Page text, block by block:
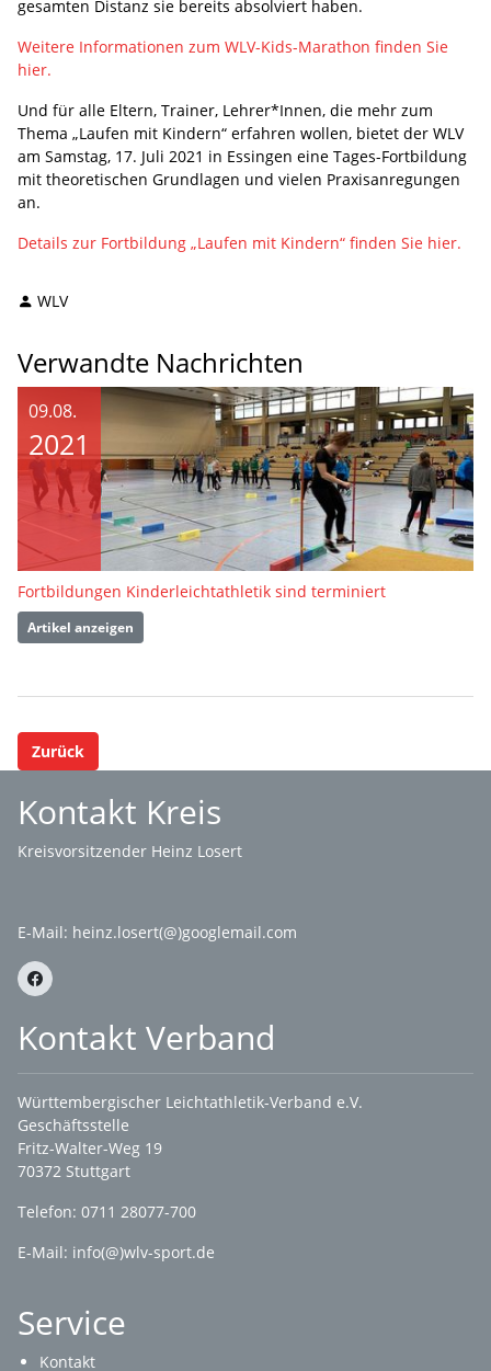
gesamten Distanz sie bereits absolviert haben.
Weitere Informationen zum WLV-Kids-Marathon finden Sie
hier.
Und für alle Eltern, Trainer, Lehrer*Innen, die mehr zum
Thema „Laufen mit Kindern“ erfahren wollen, bietet der WLV
am Samstag, 17. Juli 2021 in Essingen eine Tages-Fortbildung
mit theoretischen Grundlagen und vielen Praxisanregungen
an.
Details zur Fortbildung „Laufen mit Kindern“ finden Sie hier.
WLV
Verwandte Nachrichten
09.08.
2021
Fortbildungen Kinderleichtathletik sind terminiert
Artikel anzeigen
Zurück
Kontakt Kreis
Kreisvorsitzender Heinz Losert
E-Mail: heinz.losert(@)googlemail.com
Kontakt Verband
Württembergischer Leichtathletik-Verband e.V.
Geschäftsstelle
Fritz-Walter-Weg 19
70372 Stuttgart
Telefon: 0711 28077-700
E-Mail: info(@)wlv-sport.de
Service
Kontakt